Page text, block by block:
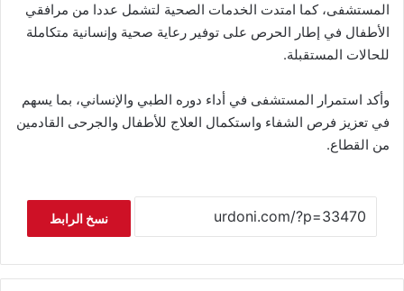
المستشفى، كما امتدت الخدمات الصحية لتشمل عددا من مرافقي
الأطفال في إطار الحرص على توفير رعاية صحية وإنسانية متكاملة
للحالات المستقبلة.
وأكد استمرار المستشفى في أداء دوره الطبي والإنساني، بما يسهم
في تعزيز فرص الشفاء واستكمال العلاج للأطفال والجرحى القادمين
من القطاع.
نسخ الرابط